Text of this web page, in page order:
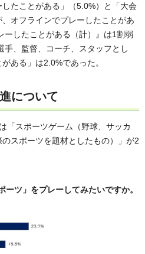
たことがある」（5.0%）と「大会
オフラインでプレーしたことがあ
ーしたことがある（計）』は1割弱
手、監督、コーチ、スタッフとし
ある」は2.0%であった。
について
「スポーツゲーム（野球、サッカ
スポーツを題材としたもの）」が2
ツ」をプレーしてみたいですか。